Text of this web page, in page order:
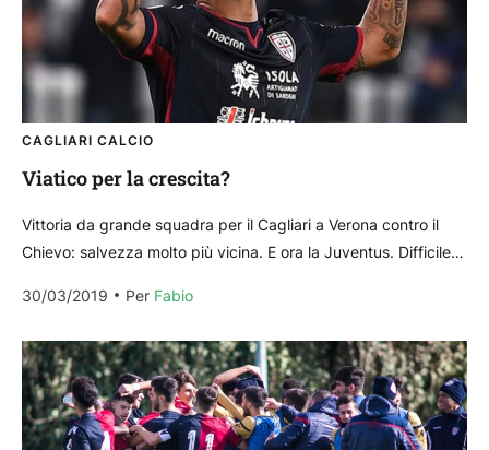
CAGLIARI CALCIO
Viatico per la crescita?
Vittoria da grande squadra per il Cagliari a Verona contro il
Chievo: salvezza molto più vicina. E ora la Juventus. Difficile
30/03/2019
Per Fabio